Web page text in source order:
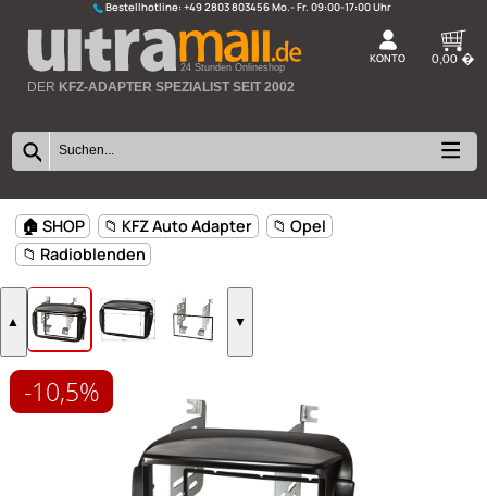
Bestellhotline:+49 2803 803456
24 Stunden Onlineshop
🏠 SHOP 📁 KFZ Auto Adapter
📁 Radioblenden
▲
-10,5%